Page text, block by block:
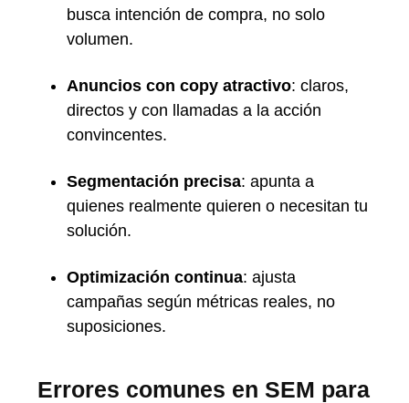
busca intención de compra, no solo
volumen.
Anuncios con copy atractivo: claros,
directos y con llamadas a la acción
convincentes.
Segmentación precisa: apunta a
quienes realmente quieren o necesitan tu
solución.
Optimización continua: ajusta
campañas según métricas reales, no
suposiciones.
Errores comunes en SEM para